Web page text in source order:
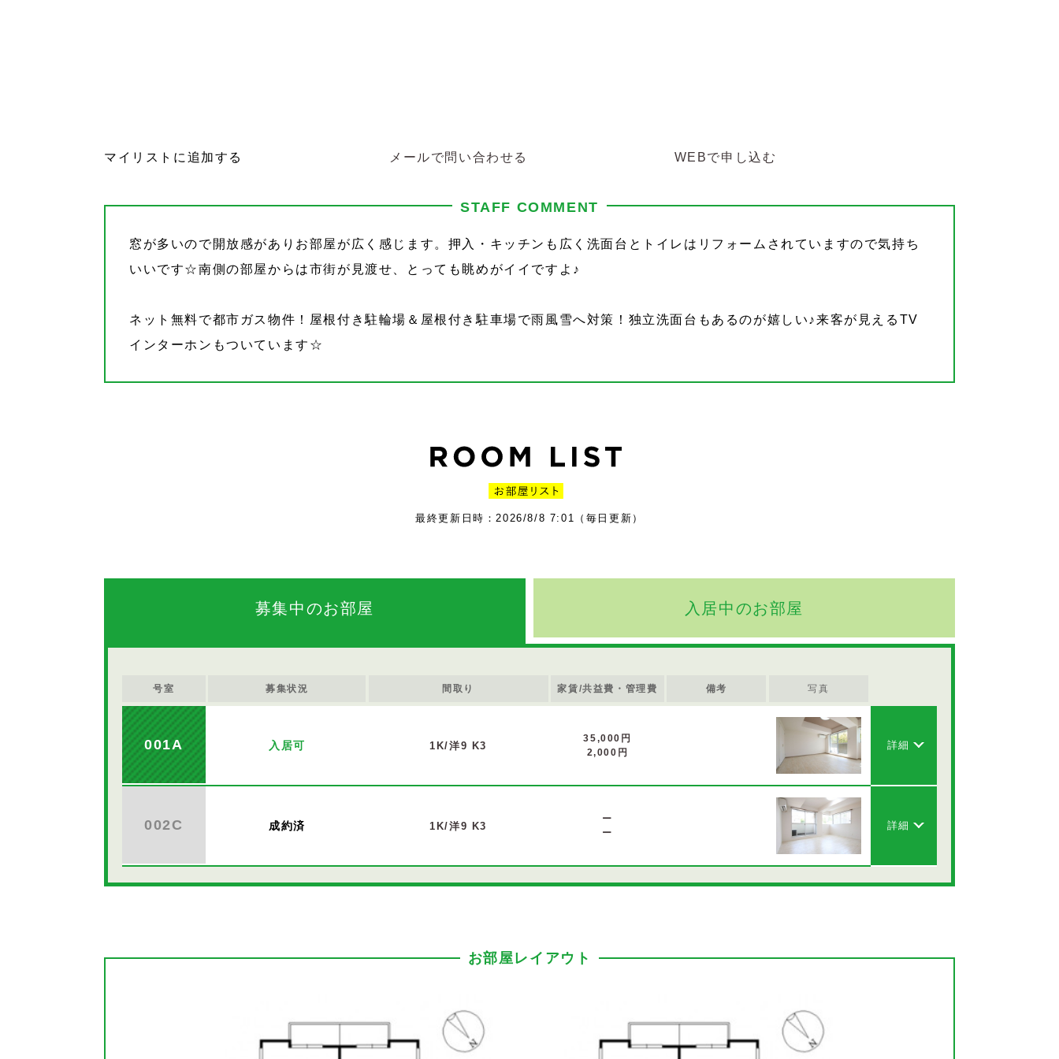
マイリストに追加する メールで問い合わせる WEBで申し込む
STAFF COMMENT
窓が多いので開放感がありお部屋が広く感じます。押入・キッチンも広く洗面台とトイレはリフォームされていますので気持ち
いいです☆南側の部屋からは市街が見渡せ、とっても眺めがイイですよ♪
ネット無料で都市ガス物件！屋根付き駐輪場＆屋根付き駐車場で雨風雪へ対策！独立洗面台もあるのが嬉しい♪来客が見えるTV
インターホンもついています☆
最終更新日時：2026/8/8 7:01（毎日更新）
募集中のお部屋 入居中のお部屋
号室 募集状況 間取り 家賃/共益費・管理費 備考 写真
001A 入居可 1K/洋9 K3
35,000円
2,000円
詳細
002C 成約済 1K/洋9 K3
ー
ー
詳細
お部屋レイアウト